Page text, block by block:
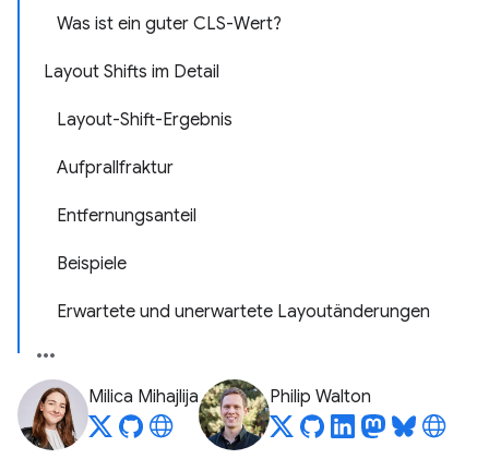
Was ist ein guter CLS-Wert?
Layout Shifts im Detail
Layout-Shift-Ergebnis
Aufprallfraktur
Entfernungsanteil
Beispiele
Erwartete und unerwartete Layoutänderungen
Milica Mihajlija Philip Walton